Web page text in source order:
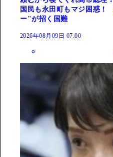
国民も永田町もマジ困惑
ー"が招く国難
2026年08月09日 07:00